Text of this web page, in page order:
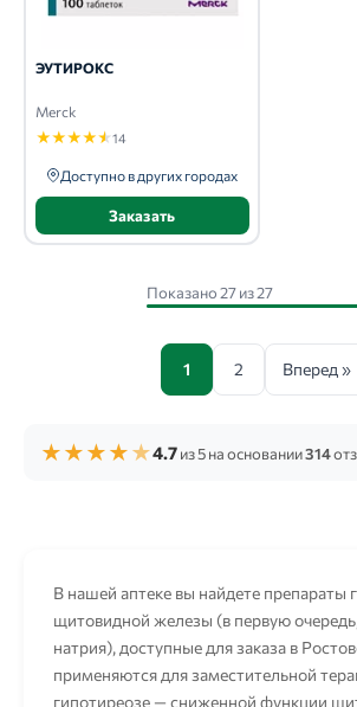
ЭУТИРОКС
Merck
★★★★★14
Доступно в других городах
Заказать
Показано 27 из 27
1 2 Вперед »
★★★★★4.7из 5 на основании314
В нашей аптеке вы найдете препараты
щитовидной железы (в первую
натрия), доступные для заказа в
применяются для заместительной
гипотиреозе — сниженной функции